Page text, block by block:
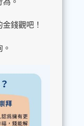
錢觀吧！